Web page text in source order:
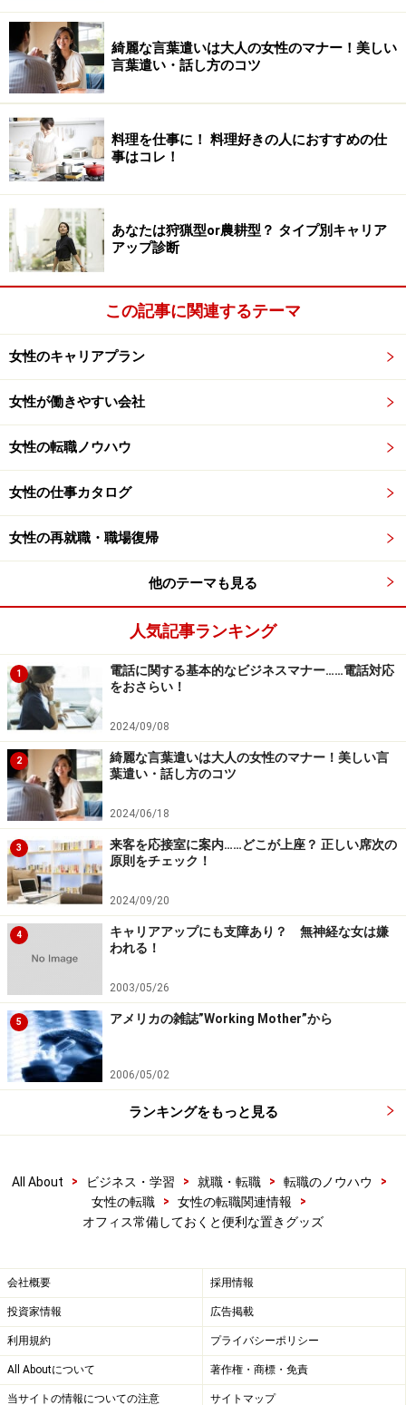
シックなものを用意しておくことをオススメします。
「置きじゃけ」ってご存知ですか？ これも用意したい！
その他の便利置きグッズは
※記事内容は執筆時点のものです。最新の内容をご確認くださ
い。
1/2 次のページへ
綺麗な言葉遣いは大人の女性のマナー！美しい
言葉遣い・話し方のコツ
料理を仕事に！ 料理好きの人におすすめの仕
事はコレ！
あなたは狩猟型or農耕型？ タイプ別キャリア
アップ診断
この記事に関連するテーマ
女性のキャリアプラン
女性が働きやすい会社
女性の転職ノウハウ
女性の仕事カタログ
女性の再就職・職場復帰
他のテーマも見る
人気記事ランキング
1
電話に関する基本的なビジネスマナー……電話対応
をおさらい！
2024/09/08
2
綺麗な言葉遣いは大人の女性のマナー！美しい言
葉遣い・話し方のコツ
2024/06/18
3
来客を応接室に案内……どこが上座？ 正しい席次の
原則をチェック！
2024/09/20
4
キャリアアップにも支障あり？ 無神経な女は嫌
われる！
2003/05/26
5 アメリカの雑誌”Working Mother”から
2006/05/02
ランキングをもっと見る
All About > ビジネス・学習 > 就職・転職 > 転職のノウハウ
>
女性の転職
> 女性の転職関連情報
>
オフィス常備しておくと便利な置きグッズ
会社概要 採用情報
投資家情報 広告掲載
利用規約 プライバシーポリシー
All Aboutについて 著作権・商標・免責
当サイトの情報についての注意 サイトマップ